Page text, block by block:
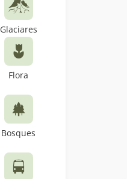
Glaciares
Flora
Bosques